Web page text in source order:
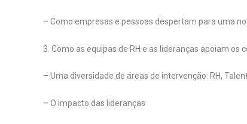
– Como empresas e pessoas despertam para uma
3. Como as equipas de RH e as lideranças apoiam os
– Uma diversidade de áreas de intervenção: RH,
– O impacto das lideranças